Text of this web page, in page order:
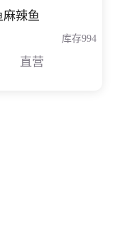
麻辣鱼
库存994
直营